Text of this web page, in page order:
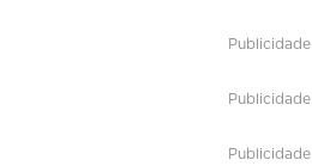
Publicidade
Publicidade
Publicidade